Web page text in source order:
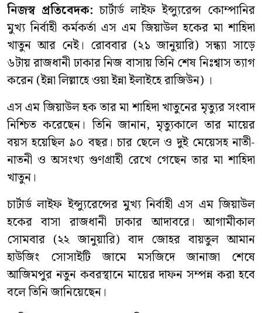
নিজস্ব প্রতিবেদক: চার্টার্ড লাইফ ইন্স্যুরেন্স কোম্পানির
মুখ্য নির্বাহী কর্মকর্তা এস এম জিয়াউল হকের মা শাহিদা
খাতুন আর নেই। রোববার (২১ জানুয়ারি) সন্ধ্যা সাড়ে
৬টায় রাজধানী ঢাকার নিজ বাসায় তিনি শেষ নিঃশ্বাস ত্যাগ
করেন (ইন্না লিল্লাহে ওয়া ইন্না ইলাইহে রাজিউন) ।
এস এম জিয়াউল হক তার মা শাহিদা খাতুনের মৃত্যুর সংবাদ
নিশ্চিত করেছেন। তিনি জানান, মৃত্যুকালে তার মায়ের
বয়স হয়েছিল ৯০ বছর। চার ছেলে ও দুই মেয়েসহ নাতী-
নাতনী ও অসংখ্য গুণগ্রাহী রেখে গেছেন তার মা শাহিদা
খাতুন।
চার্টার্ড লাইফ ইন্স্যুরেন্সের মুখ্য নির্বাহী এস এম জিয়াউল
হকের বাসা রাজধানী ঢাকার আদাবরে। আগামীকাল
সোমবার (২২ জানুয়ারি) বাদ জোহর বায়তুল আমান
হাউজিং সোসাইটি জামে মসজিদে জানাজা শেষে
আজিমপুর নতুন কবরস্থানে মায়ের দাফন সম্পন্ন করা হবে
বলে তিনি জানিয়েছেন।